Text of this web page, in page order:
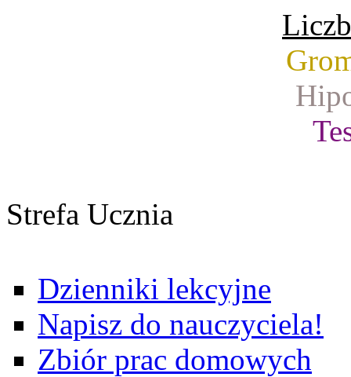
Strefa Ucznia
Dzienniki lekcyjne
Napisz do nauczyciela!
Zbiór prac domowych